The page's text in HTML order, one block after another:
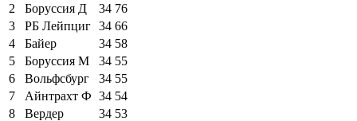
2
Боруссия Д 34 76
3
РБ Лейпциг 34 66
4
Байер 34 58
5
Боруссия М 34 55
6
Вольфсбург 34 55
7
Айнтрахт Ф 34 54
8
Вердер 34 53